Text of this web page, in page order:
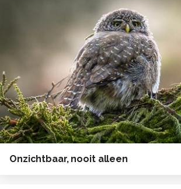
Onzichtbaar, nooit alleen